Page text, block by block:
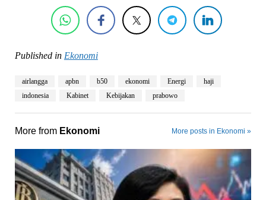
Published in Ekonomi
airlangga apbn b50 ekonomi Energi
haji
indonesia
Kabinet Kebijakan prabowo
More from Ekonomi More posts in Ekonomi »